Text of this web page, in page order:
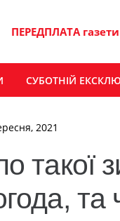
ПЕРЕДПЛАТА газети
СУБОТНІЙ
2021
такої
та